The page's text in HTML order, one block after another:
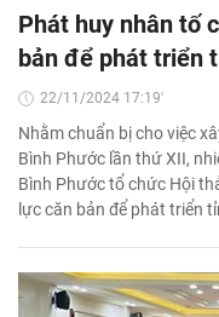
Phát huy nhân tố
bản để phát triển
22/11/2024 17:19'
Nhằm chuẩn bị cho việc
Bình Phước lần thứ XII,
Bình Phước tổ chức Hội
lực căn bản để phát triển